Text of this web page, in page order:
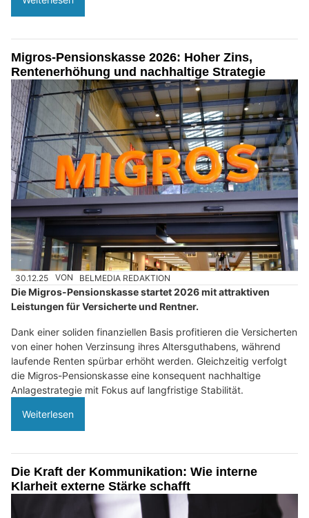
Migros-Pensionskasse 2026: Hoher Zins,
Rentenerhöhung und nachhaltige Strategie
30.12.25 VON BELMEDIA REDAKTION
Die Migros-Pensionskasse startet 2026 mit attraktiven
Leistungen für Versicherte und Rentner.
Dank einer soliden finanziellen Basis profitieren die Versicherten
von einer hohen Verzinsung ihres Altersguthabens, während
laufende Renten spürbar erhöht werden. Gleichzeitig verfolgt
die Migros-Pensionskasse eine konsequent nachhaltige
Anlagestrategie mit Fokus auf langfristige Stabilität.
Weiterlesen
Die Kraft der Kommunikation: Wie interne
Klarheit externe Stärke schafft